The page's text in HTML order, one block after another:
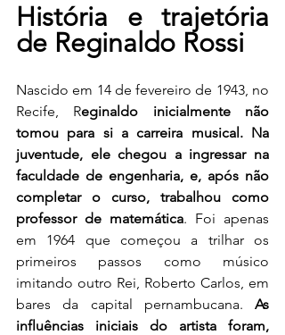
História e trajetória
de Reginaldo Rossi
Nascido em 14 de fevereiro de 1943, no
Recife, Reginaldo inicialmente não
tomou para si a carreira musical. Na
juventude, ele chegou a ingressar na
faculdade de engenharia, e, após não
completar o curso, trabalhou como
professor de matemática. Foi apenas
em 1964 que começou a trilhar os
primeiros passos como músico
imitando outro Rei, Roberto Carlos, em
bares da capital pernambucana. As
influências iniciais do artista foram,